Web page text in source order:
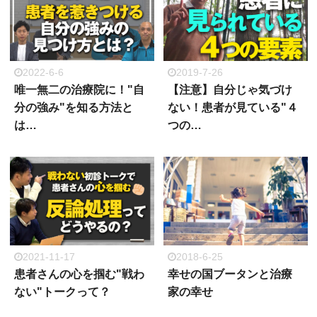
2022-6-6
唯一無二の治療院に！"自
分の強み"を知る方法と
は…
2019-7-26
【注意】自分じゃ気づけ
ない！患者が見ている"４
つの…
2021-11-17
患者さんの心を掴む"戦わ
ない"トークって？
2018-6-25
幸せの国ブータンと治療
家の幸せ